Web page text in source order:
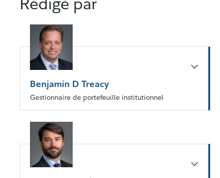
Benjamin D Treacy
Gestionnaire de portefeuille institutionnel